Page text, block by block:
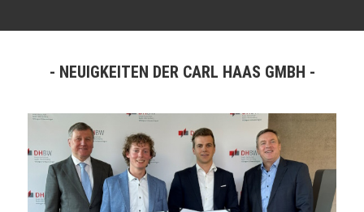
NEUIGKEITEN DER CARL HAAS GMBH